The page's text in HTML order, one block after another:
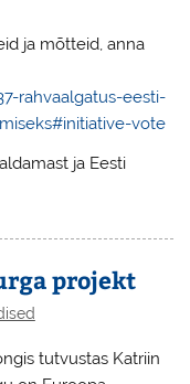
ja mõtteid, anna
rahvaalgatus-eesti-
vote
ja Eesti
projekt
tutvustas Katriin